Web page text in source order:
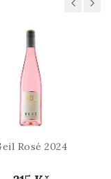
Previous
Rosé 2024
Next